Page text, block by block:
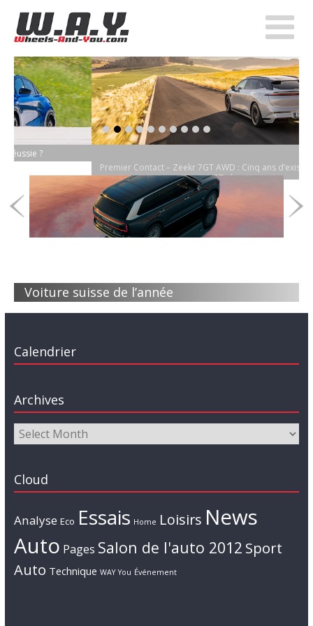
Premier Contact – Zeekr 7GT AWD : Cinq ans d’existence et déjà une
GT aboutie
item-0
item-1
item-2
item-3
item-4
item-5
item-6
item-7
item-8
item-9
Voiture suisse de l’année
Calendrier
Archives
Cloud
Analyse Eco Essais Home Loisirs News
Auto Pages Salon de l'auto 2012 Sport
Auto Technique WAY You Événement